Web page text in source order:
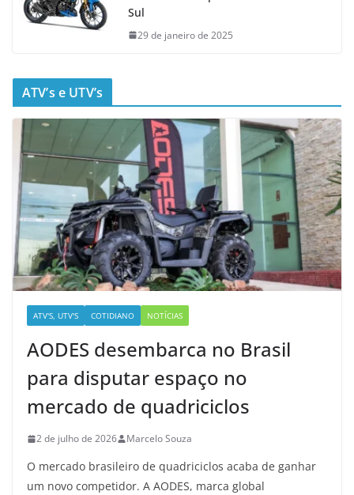
Sul
29 de janeiro de 2025
ATV’s e UTV’s
ATV'S, UTV'S COTIDIANO NOTÍCIAS
AODES desembarca no Brasil
para disputar espaço no
mercado de quadriciclos
2 de julho de 2026 Marcelo Souza
O mercado brasileiro de quadriciclos acaba de ganhar
um novo competidor. A AODES, marca global